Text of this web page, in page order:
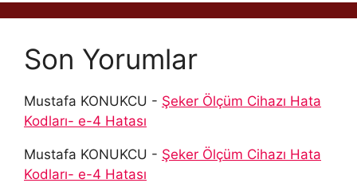
Son Yorumlar
Mustafa KONUKCU - Şeker Ölçüm Cihazı Hata
Kodları- e-4 Hatası
Mustafa KONUKCU - Şeker Ölçüm Cihazı Hata
Kodları- e-4 Hatası